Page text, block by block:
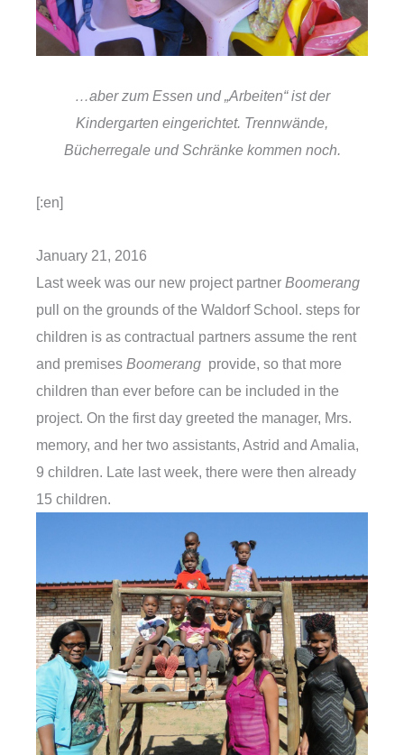
…aber zum Essen und „Arbeiten“ ist der
Kindergarten eingerichtet. Trennwände,
Bücherregale und Schränke kommen noch.
[:en]
January 21, 2016
Last week was our new project partner Boomerang
pull on the grounds of the Waldorf School. steps for
children is as contractual partners assume the rent
and premises Boomerang provide, so that more
children than ever before can be included in the
project. On the first day greeted the manager, Mrs.
memory, and her two assistants, Astrid and Amalia,
9 children. Late last week, there were then already
15 children.